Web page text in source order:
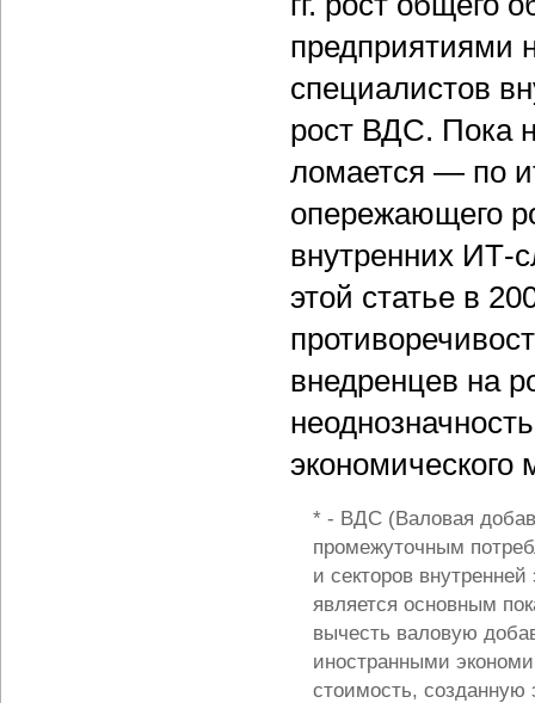
предприятиями
специалистов
рост ВДС. Пока
ломается — по
опережающего
внутренних ИТ-
этой статье в
внедренцев на
* - ВДС (Валовая
промежуточным
и секторов
является основным
вычесть валовую
иностранными
стоимость,